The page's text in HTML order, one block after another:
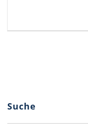
Suche